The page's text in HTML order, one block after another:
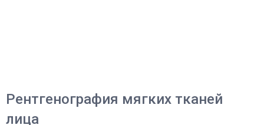
Рентгенография мягких тканей
лица